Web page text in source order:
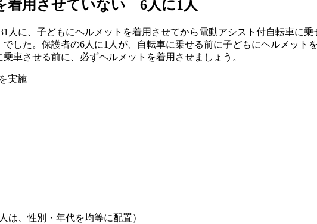
着用させていない 6人に1人
人に、子どもにヘルメットを着用させてから電動アシスト付自転車に
した。保護者の6人に1人が、自転車に乗せる前に子どもにヘルメット
車させる前に、必ずヘルメットを着用させましょう。
は、性別・年代を均等に配置）